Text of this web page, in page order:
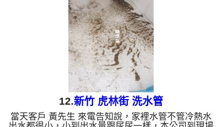
常用水。 清洗水管, 水管清洗, 洗水管, 熱水管堵塞,
熱水忽冷忽熱 ...
12.新竹 虎林街 洗水管
當天客戶 黃先生 來電告知說，家裡水管不管冷熱水